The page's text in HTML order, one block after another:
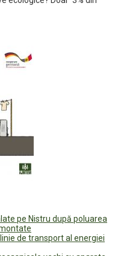
pe Nistru după poluarea
de transport al energiei